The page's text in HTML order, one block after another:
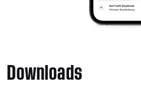
Downloads